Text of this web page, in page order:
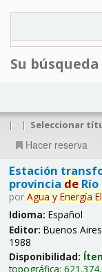
Su
| | Seleccionar
Hacer reserva
Estación
provincia deRío
por Agua y Energía
Idioma: Español
Editor: Buenos
1988
Disponibilidad:
topográfica: